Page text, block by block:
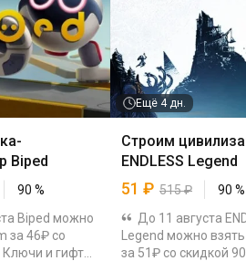
Biped
90 %
Biped можно
за 46₽ со
и гифты
Ещё 4 дн.
Строим
ENDLESS Legend
51 ₽ 515₽ 90 %
До 11 августа
Legend можно
за 51₽ со скидкой